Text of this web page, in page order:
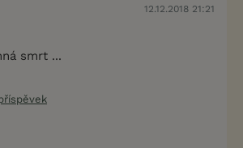
12.12.2018 21:21
smrt ...